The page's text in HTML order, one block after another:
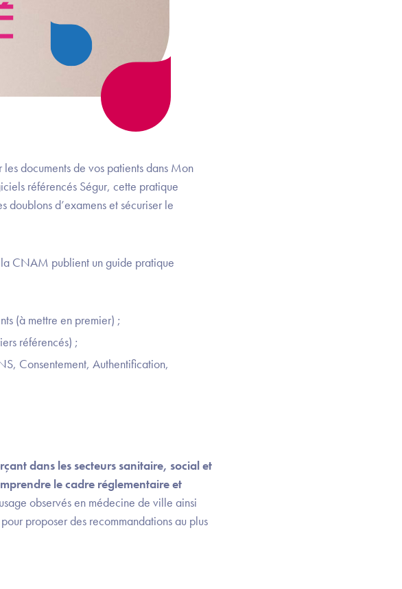
documents de vos patients dans Mon
référencés Ségur, cette pratique
d’examens et sécuriser le
CNAM publient un guide pratique
(à mettre en premier) ;
référencés) ;
Consentement, Authentification,
dans les secteurs sanitaire, social et
le cadre réglementaire et
observés en médecine de ville ainsi
proposer des recommandations au plus